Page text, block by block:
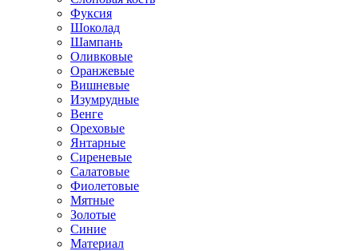
Фуксия
Шоколад
Шампань
Оливковые
Оранжевые
Вишневые
Изумрудные
Венге
Ореховые
Янтарные
Сиреневые
Салатовые
Фиолетовые
Мятные
Золотые
Синие
Материал